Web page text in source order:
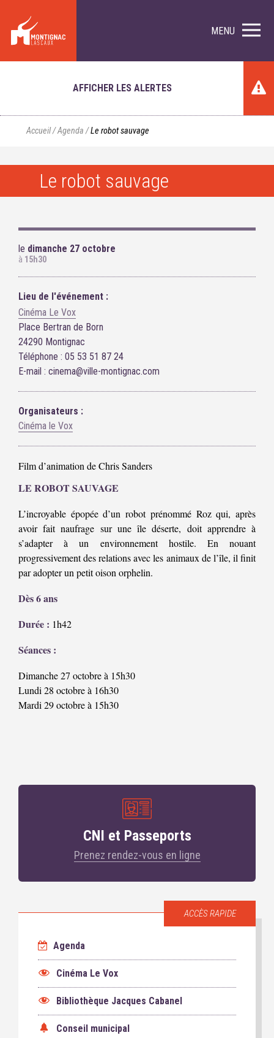
MENU
AFFICHER LES ALERTES
Accueil/Agenda /Le robot sauvage
Le robot sauvage
le dimanche 27 octobre
à 15h30
Lieu de l'événement :
Cinéma Le Vox
Place Bertran de Born
24290 Montignac
Téléphone : 05 53 51 87 24
E-mail : cinema@ville-montignac.com
Organisateurs :
Cinéma le Vox
Film d’animation de Chris Sanders
LE ROBOT SAUVAGE
L’incroyable épopée d’un robot prénommé Roz qui, après
avoir fait naufrage sur une île déserte, doit apprendre à
s’adapter à un environnement hostile. En nouant
progressivement des relations avec les animaux de l’île, il finit
par adopter un petit oison orphelin.
Dès 6 ans
Durée : 1h42
Séances :
Dimanche 27 octobre à 15h30
Lundi 28 octobre à 16h30
Mardi 29 octobre à 15h30
CNI et Passeports
Prenez rendez-vous en ligne
ACCÈS RAPIDE
Agenda
Cinéma Le Vox
Bibliothèque Jacques Cabanel
Conseil municipal